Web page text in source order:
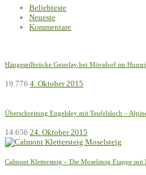
Beliebteste
Neueste
Kommentare
Hängeseilbrücke Geierlay bei Mörsdorf im
19.776 4. Oktober 2015
Überschreitung Engelsley mit Teufelsloch –
14.656 24. Oktober 2015
Calmont Klettersteig – Die Moselsteig Etappe mit